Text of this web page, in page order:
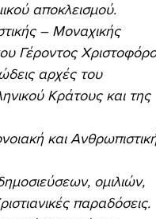
αποκλεισμού.
Γέροντος
αρχές του
Κράτους και της
παραδόσεις.